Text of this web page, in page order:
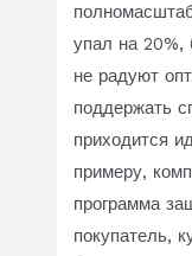
упал на 20%,
не радуют
поддержать
приходится
примеру,
программа
покупатель,